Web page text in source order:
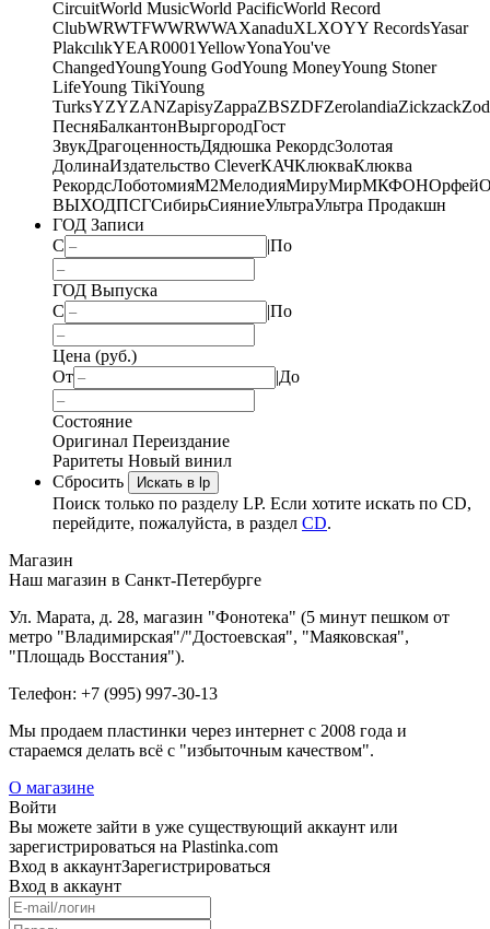
CircuitWorld MusicWorld PacificWorld Record
ClubWRWTFWWRWWAXanaduXLXOYY RecordsYasar
PlakcılıkYEAR0001YellowYonaYou've
ChangedYoungYoung GodYoung MoneyYoung Stoner
LifeYoung TikiYoung
TurksYZYZANZapisyZappaZBSZDFZerolandiaZickzack
ПесняБалкантонВыргородГост
ЗвукДрагоценностьДядюшка РекордсЗолотая
ДолинаИздательство CleverКАЧКлюкваКлюква
РекордсЛоботомияМ2МелодияМируМирМКФОНОрфей
ВЫХОДПСГСибирьСияниеУльтраУльтра Продакшн
ГОД Записи
С
|По
ГОД Выпуска
С
|По
Цена (руб.)
От
|До
Состояние
Оригинал Переиздание
Раритеты Новый винил
Сбросить
Искать в lp
Поиск только по разделу LP. Если хотите искать по CD,
перейдите, пожалуйста, в раздел CD.
Магазин
Наш магазин в Санкт-Петербурге
Ул. Марата, д. 28, магазин "Фонотека" (5 минут пешком от
метро "Владимирская"/"Достоевская", "Маяковская",
"Площадь Восстания").
Телефон: +7 (995) 997-30-13
Мы продаем пластинки через интернет c 2008 года и
стараемся делать всё с "избыточным качеством".
О магазине
Войти
Вы можете зайти в уже существующий аккаунт или
зарегистрироваться на Plastinka.com
Вход в аккаунтЗарегистрироваться
Вход в аккаунт